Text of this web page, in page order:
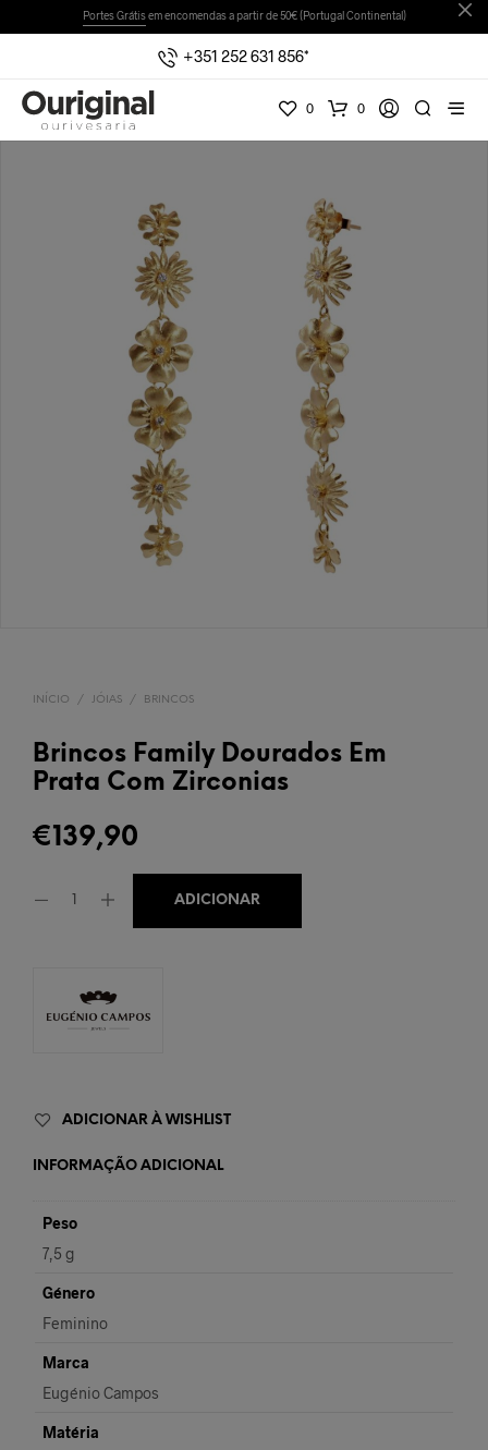
Portes Grátisem encomendas a partir de 50€ (Portugal Continental)
+351 252 631 856*
0 0
INÍCIO / JÓIAS / BRINCOS
Brincos Family Dourados Em
Prata Com Zirconias
€139,90
ADICIONAR
ADICIONAR À WISHLIST
INFORMAÇÃO ADICIONAL
Peso
7,5 g
Género
Feminino
Marca
Eugénio Campos
Matéria